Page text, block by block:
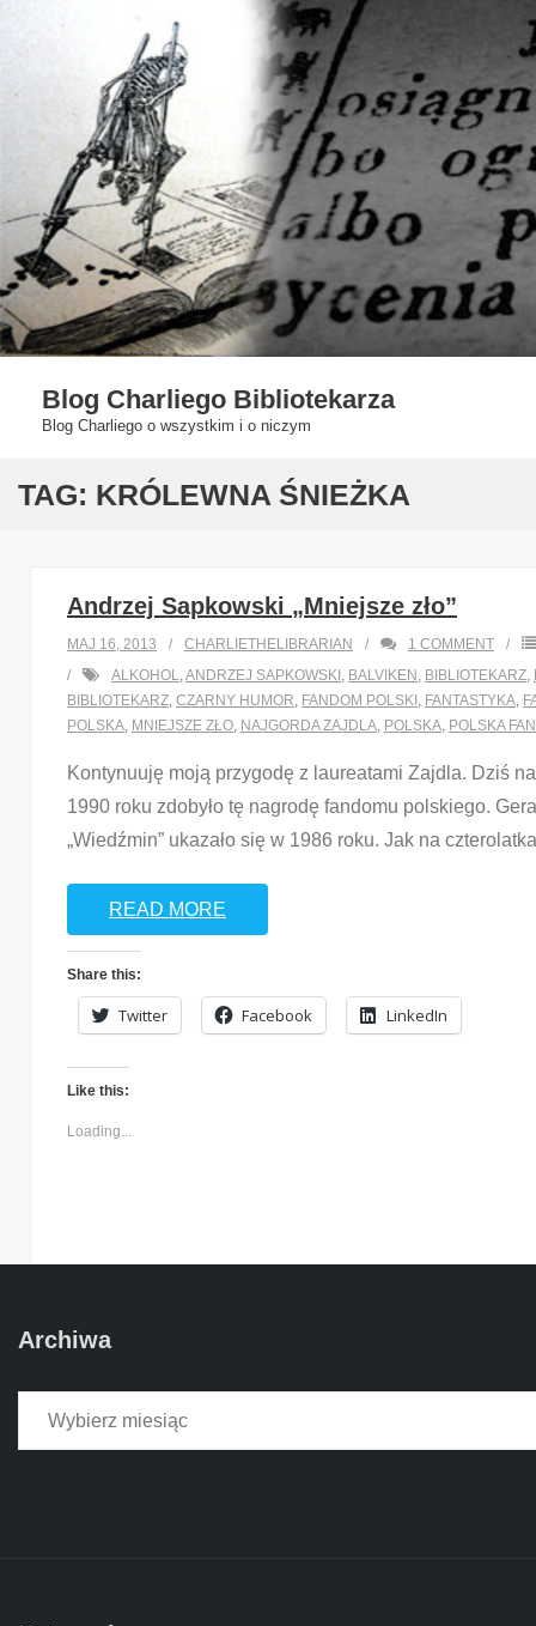
Blog Charliego Bibliotekarza
Blog Charliego o wszystkim i o niczym
TAG: KRÓLEWNA ŚNIEŻKA
Andrzej Sapkowski „Mniejsze zło”
MAJ 16, 2013 CHARLIETHELIBRARIAN 1 COMMENT
ALKOHOL,ANDRZEJ SAPKOWSKI , BALVIKEN , BIBLIOTEKARZ,
BIBLIOTEKARZ, CZARNY HUMOR, FANDOM POLSKI , FANTASTYKA,
POLSKA, MNIEJSZE ZŁO, NAJGORDA ZAJDLA, POLSKA, POLSKA
Kontynuuję moją przygodę z laureatami Zajdla. Dziś
1990 roku zdobyło tę nagrodę fandomu polskiego.
„Wiedźmin” ukazało się w 1986 roku. Jak na
READ MORE
Share this:
Twitter Facebook LinkedIn
Like this:
Loading...
Archiwa